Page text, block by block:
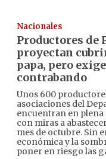
Nacionales
Productores de
proyectan
papa, pero
contrabando
Unos 600
asociaciones del
encuentran en plena
con miras a
mes de octubre. Sin
económica y la
poner en riesgo las